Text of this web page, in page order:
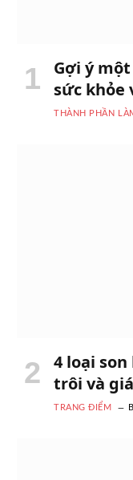
Gợi ý
sức khỏe
THÀNH PHẦN
4 loại
trôi và
TRANG ĐIỂM